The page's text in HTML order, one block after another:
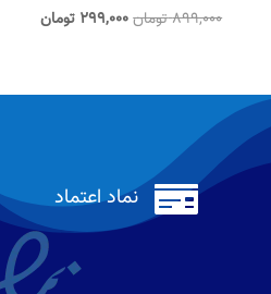
899,000تومانقیمت
بود.
299,000 تومانقیمت
است.
 نماد اعتماد